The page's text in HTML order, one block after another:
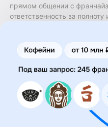
прямом общении с
ответственность за полноту
финансовые услуги.
коммерческой концессии
правообладателями/их
не является посредником
правообладателя и не
предоставления франшизы
осуществленные на
на сайте или полученной
предоставленной